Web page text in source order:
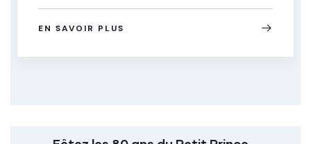
EN SAVOIR PLUS